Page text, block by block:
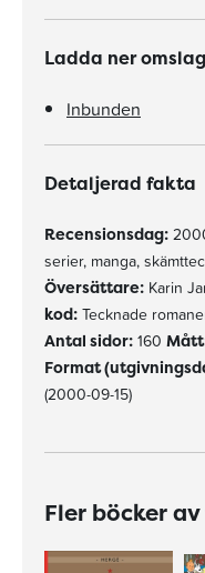
Ladda ner omslag
Inbunden
Detaljerad fakta
Recensionsdag:
serier, manga,
Översättare: Karin
kod: Tecknade
Antal sidor: 160
Format
(2000-09-15)
Fler böcker